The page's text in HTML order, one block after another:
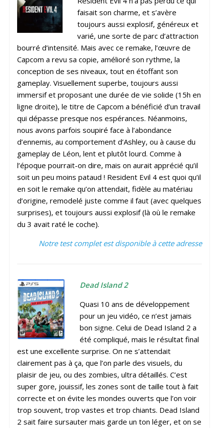
faisait son charme, et s’avère
toujours aussi explosif, généreux et
varié, une sorte de parc d’attraction
bourré d’intensité. Mais avec ce remake, l’œuvre de
Capcom a revu sa copie, amélioré son rythme, la
conception de ses niveaux, tout en étoffant son
gameplay. Visuellement superbe, toujours aussi
immersif et proposant une durée de vie solide (15h en
ligne droite), le titre de Capcom a bénéficié d’un travail
qui dépasse presque nos espérances. Néanmoins,
nous avons parfois soupiré face à l’abondance
d’ennemis, au comportement d’Ashley, ou à cause du
gameplay de Léon, lent et plutôt lourd. Comme à
l’époque pourrait-on dire, mais on aurait apprécié qu’il
soit un peu moins pataud ! Resident Evil 4 est quoi qu’il
en soit le remake qu’on attendait, fidèle au matériau
d’origine, remodelé juste comme il faut (avec quelques
surprises), et toujours aussi explosif (là où le remake
du 3 avait raté le coche).
Notre test complet est disponible à cette adresse
Dead Island 2
Quasi 10 ans de développement
pour un jeu vidéo, ce n’est jamais
bon signe. Celui de Dead Island 2 a
été compliqué, mais le résultat final
est une excellente surprise. On ne s’attendait
clairement pas à ça, que l’on parle des visuels, du
plaisir de jeu, ou des zombies, ultra détaillés. C’est
super gore, jouissif, les zones sont de taille tout à fait
correcte et on évite les mondes ouverts que l’on voir
trop souvent, trop vastes et trop chiants. Dead Island
2 sait faire sursauter mais garde un ton léger, et on se